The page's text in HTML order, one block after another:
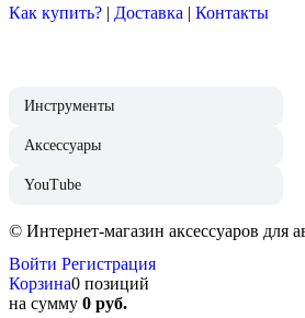
Как купить? | Доставка | Контакты
Инструменты
Аксессуары
YouTube
© Интернет-магазин аксессуаров для
Войти Регистрация
Корзина0 позиций
на сумму 0 руб.